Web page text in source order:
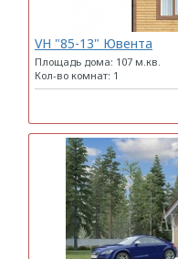
VH "85-13" Ювента
Площадь дома: 107 м.кв.
Кол-во комнат: 1